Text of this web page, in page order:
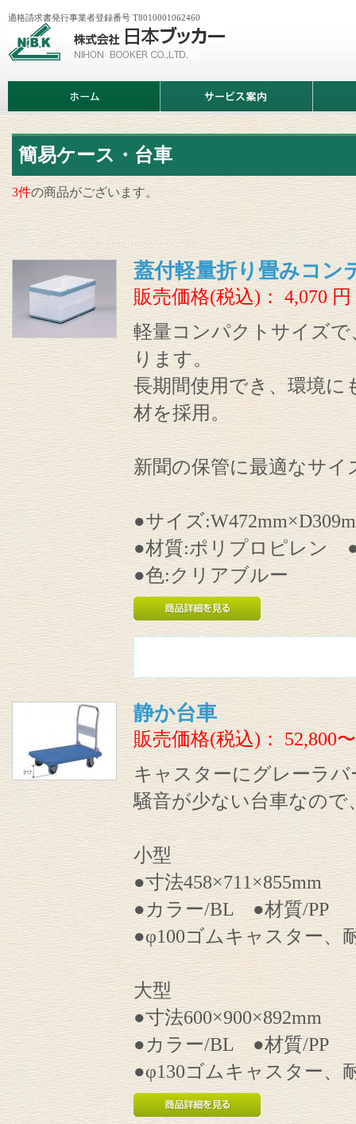
会
日
ッ
カ
適格請求書発行事業者登録番号 T8010001062460
ム
ビ
案
内
情
簡易ケース・台車
3件の商品がございます。
蓋付軽量折り畳みコン
販売価格(税込)：4,070円
軽量コンパクトサイズ
ります。
長期間使用でき、環境
材を採用。
新聞の保管に最適なサイ
●サイズ
●材質:ポリプロピレン ●
●色:クリアブルー
静か台車
販売価格(税込)：52,800
キャスターにグレーラバ
騒音が少ない台車なので
小型
●寸法458×711×855mm
●カラー/BL ●材質/PP
●φ100ゴムキャスター、
大型
●寸法600×900×892mm
●カラー/BL ●材質/PP
●φ130ゴムキャスター、